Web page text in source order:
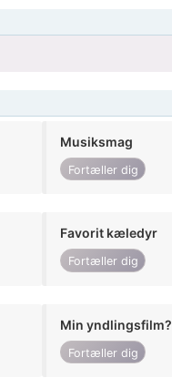
Musiksmag
Fortæller dig
Favorit kæledyr
Fortæller dig
Min yndlingsfilm?
Fortæller dig